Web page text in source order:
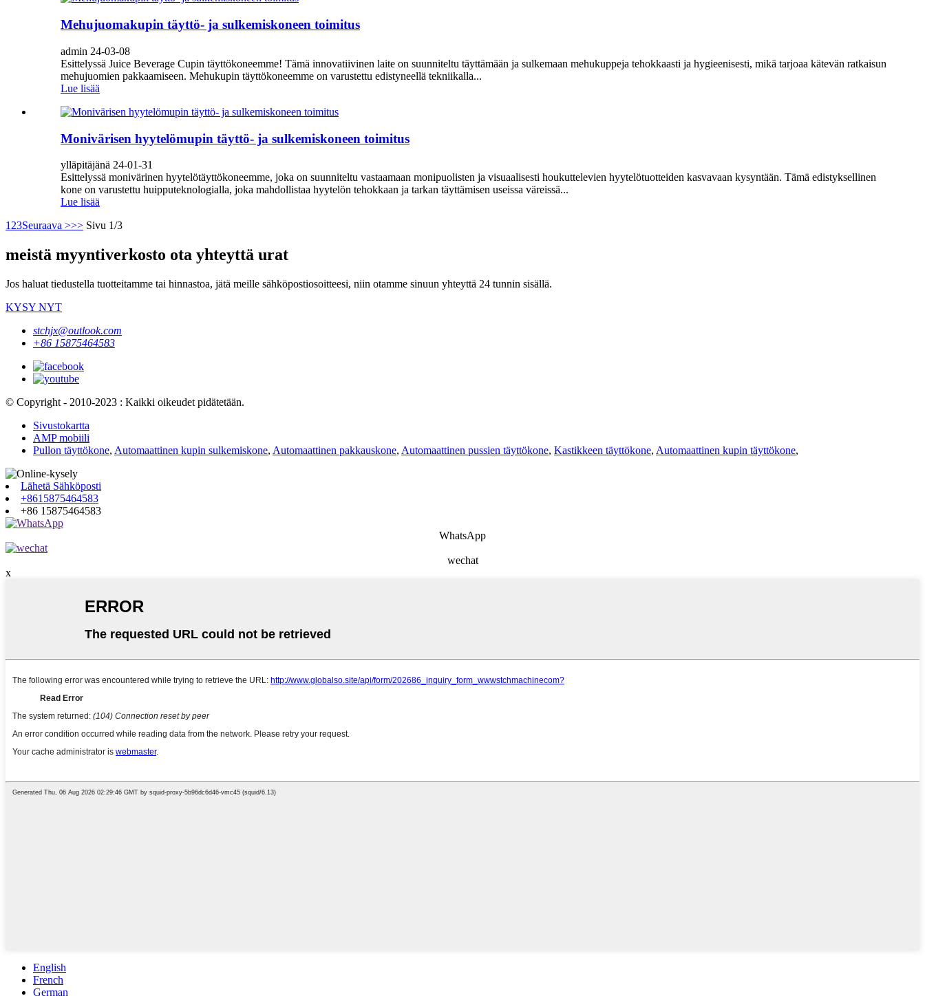
Mehujuomakupin täyttö- ja sulkemiskoneen toimitus
admin 24-03-08
Esittelyssä Juice Beverage Cupin täyttökoneemme! Tämä innovatiivinen laite on suunniteltu täyttämään ja sulkemaan mehukuppeja tehokkaasti ja hygieenisesti, mikä tarjoaa kätevän ratkaisun
mehujuomien pakkaamiseen. Mehukupin täyttökoneemme on varustettu edistyneellä tekniikalla...
Lue lisää
Monivärisen hyytelömupin täyttö- ja sulkemiskoneen toimitus
ylläpitäjänä 24-01-31
Esittelyssä monivärinen hyytelötäyttökoneemme, joka on suunniteltu vastaamaan monipuolisten ja visuaalisesti houkuttelevien hyytelötuotteiden kasvavaan kysyntään. Tämä edistyksellinen
kone on varustettu huipputeknologialla, joka mahdollistaa hyytelön tehokkaan ja tarkan täyttämisen useissa väreissä...
Lue lisää
1 23Seuraava >>> Sivu 1/3
meistä myyntiverkosto ota yhteyttä urat
Jos haluat tiedustella tuotteitamme tai hinnastoa, jätä meille sähköpostiosoitteesi, niin otamme sinuun yhteyttä 24 tunnin sisällä.
KYSY NYT
stchjx@outlook.com
+86 15875464583
© Copyright - 2010-2023 : Kaikki oikeudet pidätetään.
Sivustokartta
AMP mobiili
Pullon täyttökone, Automaattinen kupin sulkemiskone, Automaattinen pakkauskone, Automaattinen pussien täyttökone, Kastikkeen täyttökone, Automaattinen kupin täyttökone,
Lähetä Sähköposti
+8615875464583
+86 15875464583
WhatsApp
wechat
x
English
French
German